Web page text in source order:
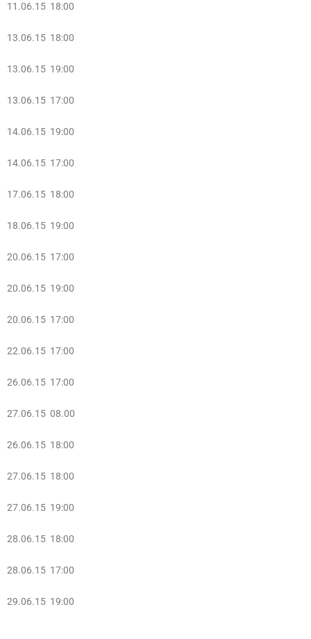
11.06.15 18:00
13.06.15 18:00
13.06.15 19:00
13.06.15 17:00
14.06.15 19:00
14.06.15 17:00
17.06.15 18:00
18.06.15 19:00
20.06.15 17:00
20.06.15 19:00
20.06.15 17:00
22.06.15 17:00
26.06.15 17:00
27.06.15 08.00
26.06.15 18:00
27.06.15 18:00
27.06.15 19:00
28.06.15 18:00
28.06.15 17:00
29.06.15 19:00